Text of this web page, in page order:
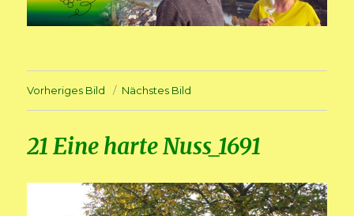
Vorheriges Bild Nächstes Bild
21 Eine harte Nuss_1691